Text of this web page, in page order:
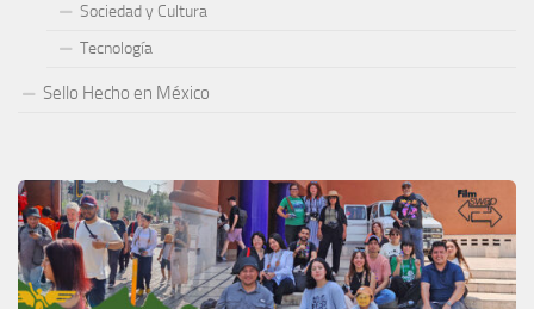
Sociedad y Cultura
Tecnología
Sello Hecho en México